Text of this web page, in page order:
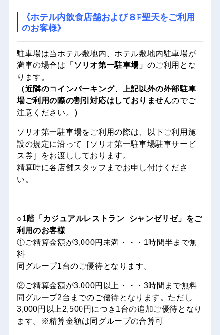
《ホテル内飲食店舗および８F聖天をご利用
のお客様》
駐車場は当ホテル敷地内、ホテル敷地内駐車場が
満車の場合は 「ソリオ第一駐車場」 のご利用とな
ります。
（近隣のコインパーキング、上記以外の外部駐車
場ご利用の際の割引対応はしておりませんのでご
注意ください。
）
ソリオ第一駐車場をご利用の際は、以下ご利用施
設の規定に沿って［ソリオ第一駐車場駐車サービ
ス券］をお渡ししております。
精算時に各店舗スタッフまでお申し付けくださ
い。
○1階「カジュアルレストラン シャンゼリゼ」をご
利用のお客様
①ご精算金額が3,000円未満・・・1時間半まで無
料
同グループ1台のご優待となります。
②ご精算金額が3,000円以上・・・3時間まで無料
同グループ2台までのご優待となります。ただし
3,000円以上2,500円につき1台の追加ご優待となり
ます。※精算金額は同グループの合算可